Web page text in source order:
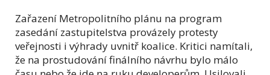
Zařazení Metropolitního plánu na program
zasedání zastupitelstva provázely protesty
veřejnosti i výhrady uvnitř koalice. Kritici namítali,
že na prostudování finálního návrhu bylo málo